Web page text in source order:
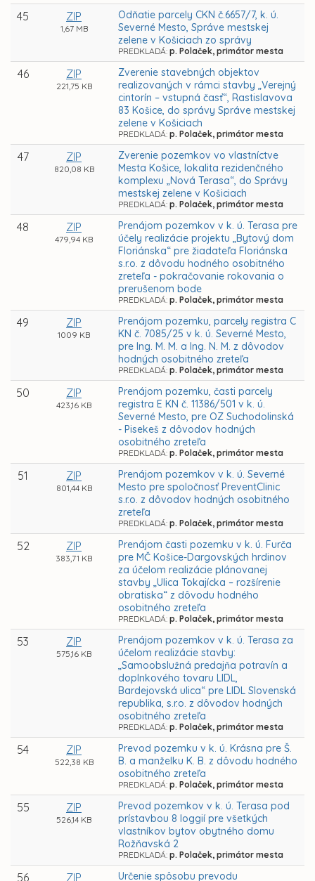
45 ZIP
1,67 MB
Odňatie parcely CKN č.6657/7, k. ú.
Severné Mesto, Správe mestskej
zelene v Košiciach zo správy
PREDKLADÁ: p. Polaček, primátor mesta
46 ZIP
221,75 KB
Zverenie stavebných objektov
realizovaných v rámci stavby „Verejný
cintorín – vstupná časť“, Rastislavova
83 Košice, do správy Správe mestskej
zelene v Košiciach
PREDKLADÁ: p. Polaček, primátor mesta
47 ZIP
820,08 KB
Zverenie pozemkov vo vlastníctve
Mesta Košice, lokalita rezidenčného
komplexu „Nová Terasa“, do Správy
mestskej zelene v Košiciach
PREDKLADÁ: p. Polaček, primátor mesta
48 ZIP
479,94 KB
Prenájom pozemkov v k. ú. Terasa pre
účely realizácie projektu „Bytový dom
Floriánska“ pre žiadateľa Floriánska
s.r.o. z dôvodu hodného osobitného
zreteľa - pokračovanie rokovania o
prerušenom bode
PREDKLADÁ: p. Polaček, primátor mesta
49 ZIP
1009 KB
Prenájom pozemku, parcely registra C
KN č. 7085/25 v k. ú. Severné Mesto,
pre Ing. M. M. a Ing. N. M. z dôvodov
hodných osobitného zreteľa
PREDKLADÁ: p. Polaček, primátor mesta
50 ZIP
423,16 KB
Prenájom pozemku, časti parcely
registra E KN č. 11386/501 v k. ú.
Severné Mesto, pre OZ Suchodolinská
- Pisekeš z dôvodov hodných
osobitného zreteľa
PREDKLADÁ: p. Polaček, primátor mesta
51 ZIP
801,44 KB
Prenájom pozemkov v k. ú. Severné
Mesto pre spoločnosť PreventClinic
s.r.o. z dôvodov hodných osobitného
zreteľa
PREDKLADÁ: p. Polaček, primátor mesta
52 ZIP
383,71 KB
Prenájom časti pozemku v k. ú. Furča
pre MČ Košice-Dargovských hrdinov
za účelom realizácie plánovanej
stavby „Ulica Tokajícka – rozšírenie
obratiska“ z dôvodu hodného
osobitného zreteľa
PREDKLADÁ: p. Polaček, primátor mesta
53 ZIP
575,16 KB
Prenájom pozemkov v k. ú. Terasa za
účelom realizácie stavby:
„Samoobslužná predajňa potravín a
doplnkového tovaru LIDL,
Bardejovská ulica“ pre LIDL Slovenská
republika, s.r.o. z dôvodov hodných
osobitného zreteľa
PREDKLADÁ: p. Polaček, primátor mesta
54 ZIP
522,38 KB
Prevod pozemku v k. ú. Krásna pre Š.
B. a manželku K. B. z dôvodu hodného
osobitného zreteľa
PREDKLADÁ: p. Polaček, primátor mesta
55 ZIP
526,14 KB
Prevod pozemkov v k. ú. Terasa pod
prístavbou 8 loggií pre všetkých
vlastníkov bytov obytného domu
Rožňavská 2
PREDKLADÁ: p. Polaček, primátor mesta
56 ZIP Určenie spôsobu prevodu